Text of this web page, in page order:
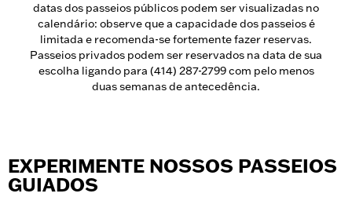
datas dos passeios públicos podem ser visualizadas no
calendário: observe que a capacidade dos passeios é
limitada e recomenda-se fortemente fazer reservas.
Passeios privados podem ser reservados na data de sua
escolha ligando para (414) 287-2799 com pelo menos
duas semanas de antecedência.
EXPERIMENTE NOSSOS PASSEIOS
GUIADOS